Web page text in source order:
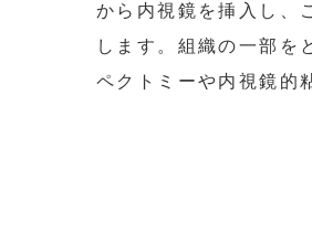
から内視鏡を挿入し、
します。組織の一部を
ペクトミーや内視鏡的